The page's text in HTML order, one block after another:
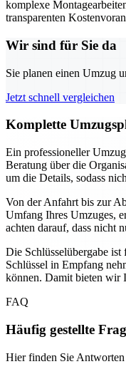
komplexe
transparenten
Wir sind für Sie da
Sie planen einen Umzug
Jetzt schnell vergleichen
Komplette
Ein professioneller
Beratung über die
um die Details, sodass
Von der Anfahrt bis zur
Umfang Ihres Umzuges,
achten darauf, dass nicht
Die Schlüsselübergabe
Schlüssel in Empfang
können. Damit bieten wir
FAQ
Häufig gestellte
Hier finden Sie Antworten